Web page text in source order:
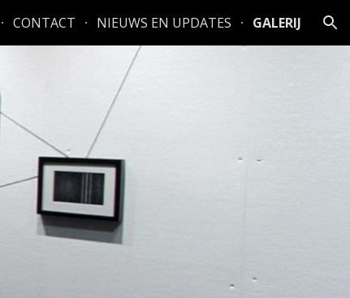
CONTACT NIEUWS EN UPDATES GALERIJ